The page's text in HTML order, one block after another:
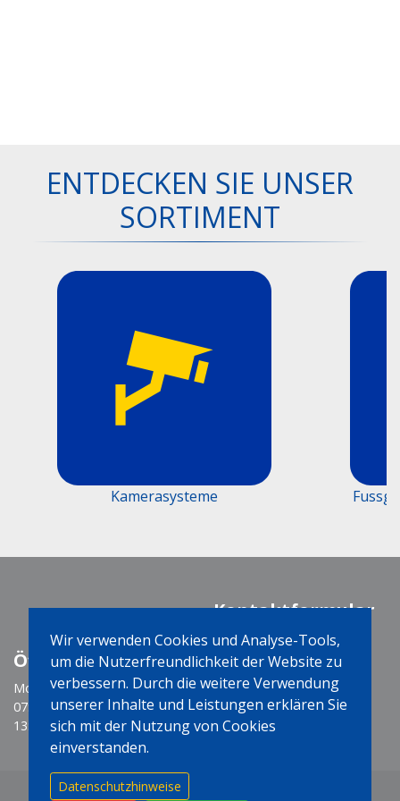
Wir verwenden Cookies und Analyse-Tools,
um die Nutzerfreundlichkeit der Website zu
verbessern. Durch die weitere Verwendung
unserer Inhalte und Leistungen erklären Sie
sich mit der Nutzung von Cookies
einverstanden.
Datenschutzhinweise
ENTDECKEN SIE UNSER
SORTIMENT
Kamerasysteme
Kontaktformular
Öffnungszeiten
Montag-Freitag
07:30 - 12:00 Uhr
13:15 - 17:15 Uhr
Social Media
Luginbühl Fahrzeugtechnik AG